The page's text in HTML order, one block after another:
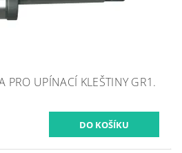
PRO UPÍNACÍ KLEŠTINY GR1.